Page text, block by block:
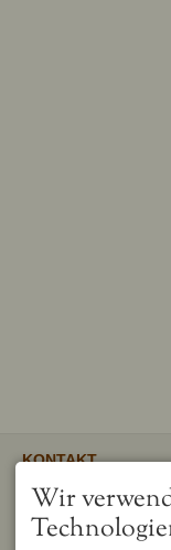
KONTAKT
Verschönerungsverein
Oberstdorf e.V.
1. Vorsitzender
Peter Titzler
Wir